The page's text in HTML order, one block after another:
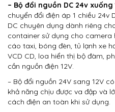
– Bộ đổi nguồn DC 24v xuống
chuyển đổi điện áp 1 chiều 24v
DC chuyên dụng dành riêng
container sử dụng cho camera
cáo taxi, bóng đèn, tủ lạnh xe
VCD CD, loa hiển thị bộ đàm,
cần nguồn điện 12V.
– Bộ đổi nguồn 24V sang 12V
khả năng chịu được va đập và
cách điện an toàn khi sử dụng.